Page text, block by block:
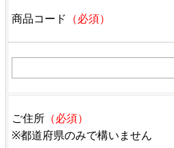
商品コード （必須）
ご住所 （必須）
※都道府県のみで構いません